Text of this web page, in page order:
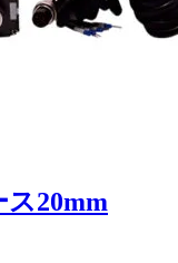
ス20mm